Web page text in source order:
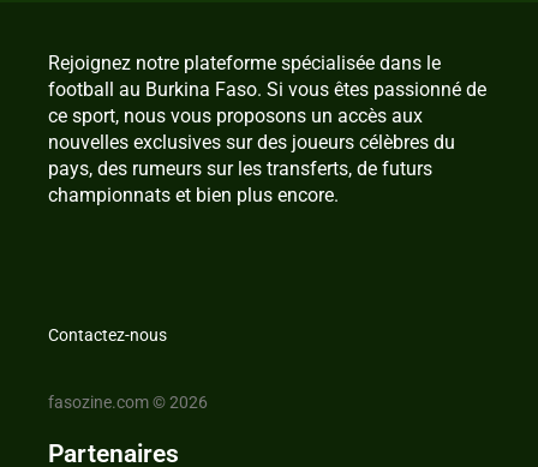
Rejoignez notre plateforme spécialisée dans le
football au Burkina Faso. Si vous êtes passionné de
ce sport, nous vous proposons un accès aux
nouvelles exclusives sur des joueurs célèbres du
pays, des rumeurs sur les transferts, de futurs
championnats et bien plus encore.
Contactez-nous
fasozine.com © 2026
Partenaires